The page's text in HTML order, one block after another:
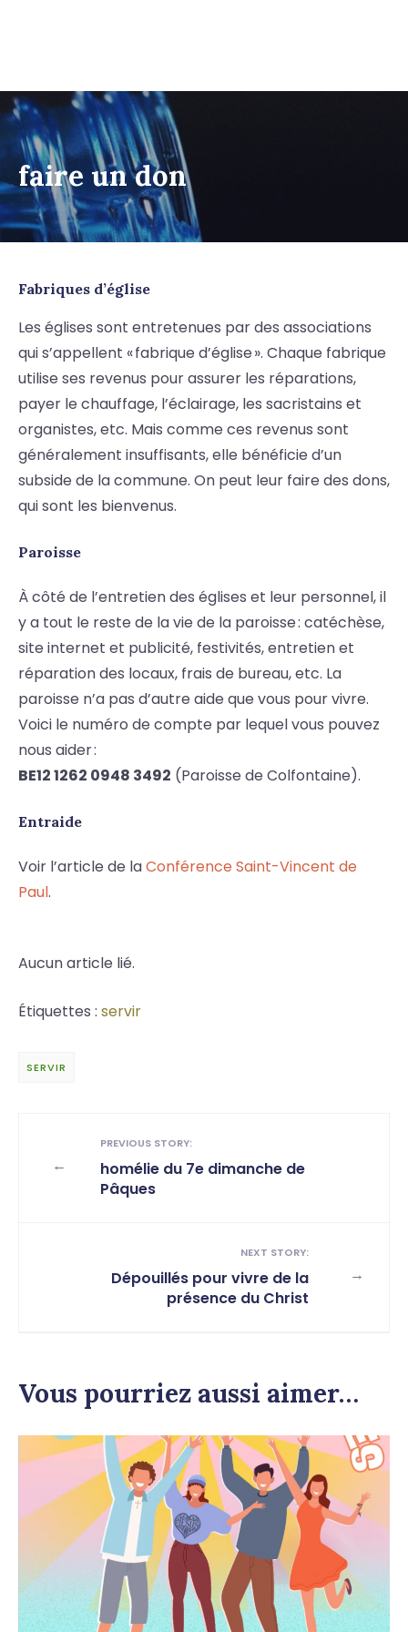
faire un don
Fabriques d’église
Les églises sont entretenues par des associations
qui s’appellent « fabrique d’église ». Chaque fabrique
utilise ses revenus pour assurer les réparations,
payer le chauffage, l’éclairage, les sacristains et
organistes, etc. Mais comme ces revenus sont
généralement insuffisants, elle bénéficie d’un
subside de la commune. On peut leur faire des dons,
qui sont les bienvenus.
Paroisse
À côté de l’entretien des églises et leur personnel, il
y a tout le reste de la vie de la paroisse : catéchèse,
site internet et publicité, festivités, entretien et
réparation des locaux, frais de bureau, etc. La
paroisse n’a pas d’autre aide que vous pour vivre.
Voici le numéro de compte par lequel vous pouvez
nous aider :
BE12 1262 0948 3492 (Paroisse de Colfontaine).
Entraide
Voir l’article de laConférence Saint-Vincent de
Paul.
Aucun article lié.
Étiquettes : servir
SERVIR
←
PREVIOUS STORY:
homélie du 7e dimanche de
Pâques
→
NEXT STORY:
Dépouillés pour vivre de la
présence du Christ
Vous pourriez aussi aimer…